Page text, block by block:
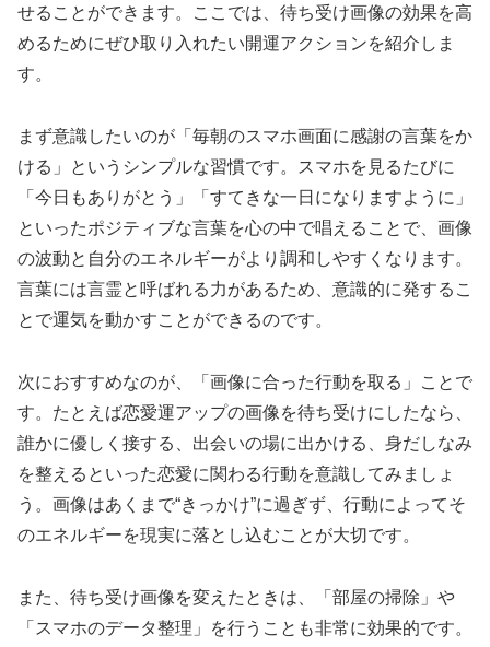
せることができます。ここでは、待ち受け画像の効果を高
めるためにぜひ取り入れたい開運アクションを紹介しま
す。
まず意識したいのが「毎朝のスマホ画面に感謝の言葉をか
ける」というシンプルな習慣です。スマホを見るたびに
「今日もありがとう」「すてきな一日になりますように」
といったポジティブな言葉を心の中で唱えることで、画像
の波動と自分のエネルギーがより調和しやすくなります。
言葉には言霊と呼ばれる力があるため、意識的に発するこ
とで運気を動かすことができるのです。
次におすすめなのが、「画像に合った行動を取る」ことで
す。たとえば恋愛運アップの画像を待ち受けにしたなら、
誰かに優しく接する、出会いの場に出かける、身だしなみ
を整えるといった恋愛に関わる行動を意識してみましょ
う。画像はあくまで“きっかけ”に過ぎず、行動によってそ
のエネルギーを現実に落とし込むことが大切です。
また、待ち受け画像を変えたときは、「部屋の掃除」や
「スマホのデータ整理」を行うことも非常に効果的です。